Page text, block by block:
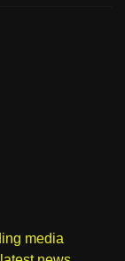
media